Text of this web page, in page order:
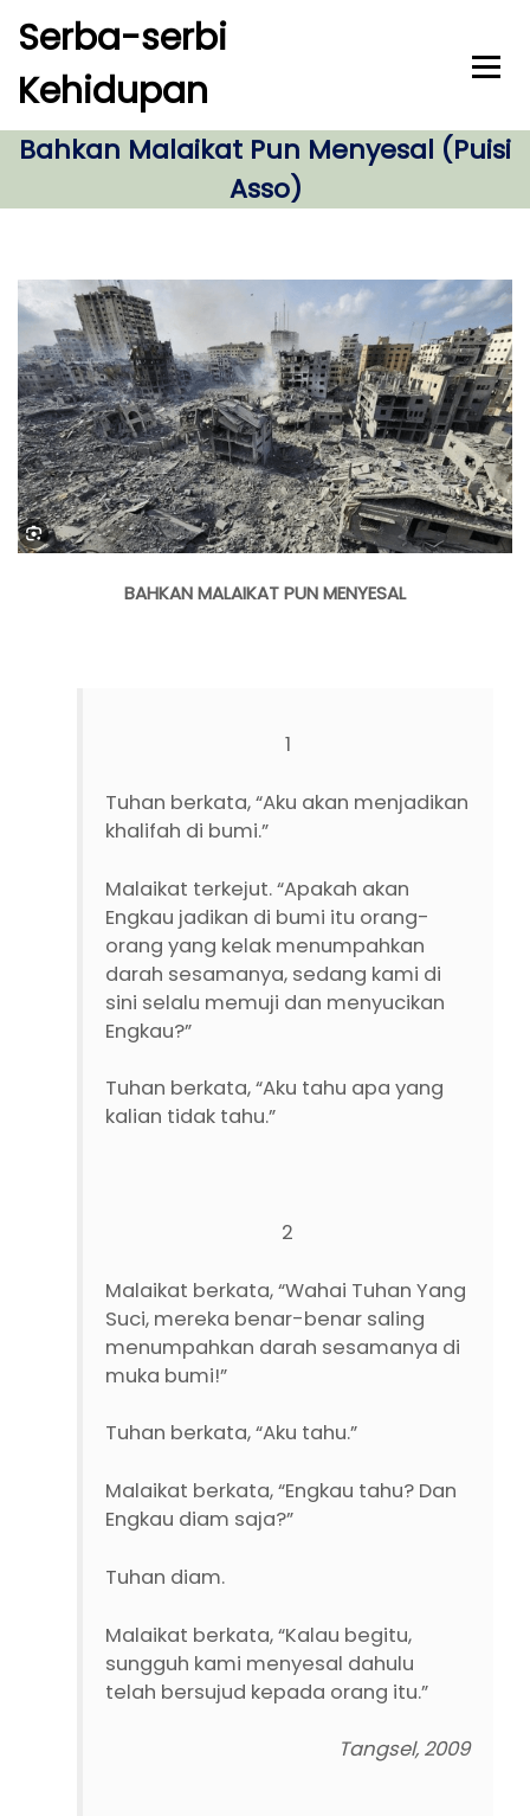
Serba-serbi
Kehidupan
Bahkan Malaikat Pun Menyesal (Puisi
Asso)
BAHKAN MALAIKAT PUN MENYESAL
1
Tuhan berkata, “Aku akan menjadikan
khalifah di bumi.”
Malaikat terkejut. “Apakah akan
Engkau jadikan di bumi itu orang-
orang yang kelak menumpahkan
darah sesamanya, sedang kami di
sini selalu memuji dan menyucikan
Engkau?”
Tuhan berkata, “Aku tahu apa yang
kalian tidak tahu.”
2
Malaikat berkata, “Wahai Tuhan Yang
Suci, mereka benar-benar saling
menumpahkan darah sesamanya di
muka bumi!”
Tuhan berkata, “Aku tahu.”
Malaikat berkata, “Engkau tahu? Dan
Engkau diam saja?”
Tuhan diam.
Malaikat berkata, “Kalau begitu,
sungguh kami menyesal dahulu
telah bersujud kepada orang itu.”
Tangsel, 2009